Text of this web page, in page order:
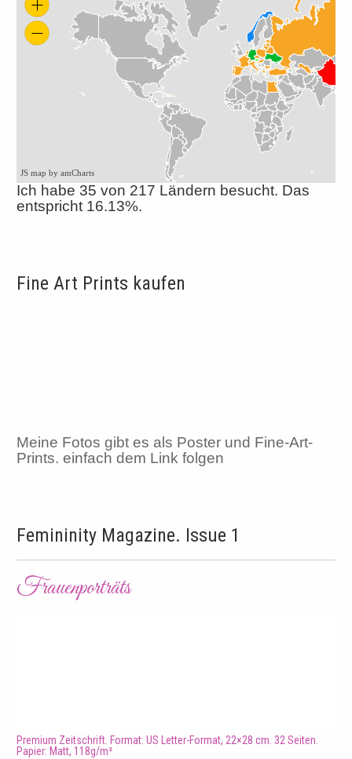
JS map by amCharts
Ich habe 35 von 217 Ländern besucht. Das
entspricht 16.13%.
Fine Art Prints kaufen
Meine Fotos gibt es als Poster und Fine-Art-
Prints. einfach dem Link folgen
Femininity Magazine. Issue 1
Frauenporträts
Premium Zeitschrift. Format: US Letter-Format, 22×28 cm. 32 Seiten.
Papier: Matt, 118g/m²